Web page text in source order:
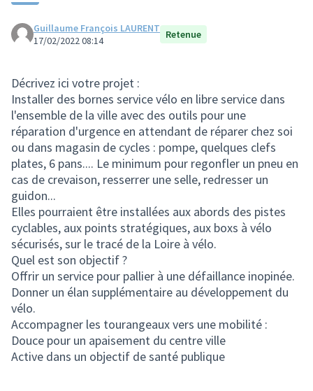
Guillaume François LAURENT
17/02/2022 08:14
Retenue
Décrivez ici votre projet :
Installer des bornes service vélo en libre service dans
l'ensemble de la ville avec des outils pour une
réparation d'urgence en attendant de réparer chez soi
ou dans magasin de cycles : pompe, quelques clefs
plates, 6 pans.... Le minimum pour regonfler un pneu en
cas de crevaison, resserrer une selle, redresser un
guidon...
Elles pourraient être installées aux abords des pistes
cyclables, aux points stratégiques, aux boxs à vélo
sécurisés, sur le tracé de la Loire à vélo.
Quel est son objectif ?
Offrir un service pour pallier à une défaillance inopinée.
Donner un élan supplémentaire au développement du
vélo.
Accompagner les tourangeaux vers une mobilité :
Douce pour un apaisement du centre ville
Active dans un objectif de santé publique